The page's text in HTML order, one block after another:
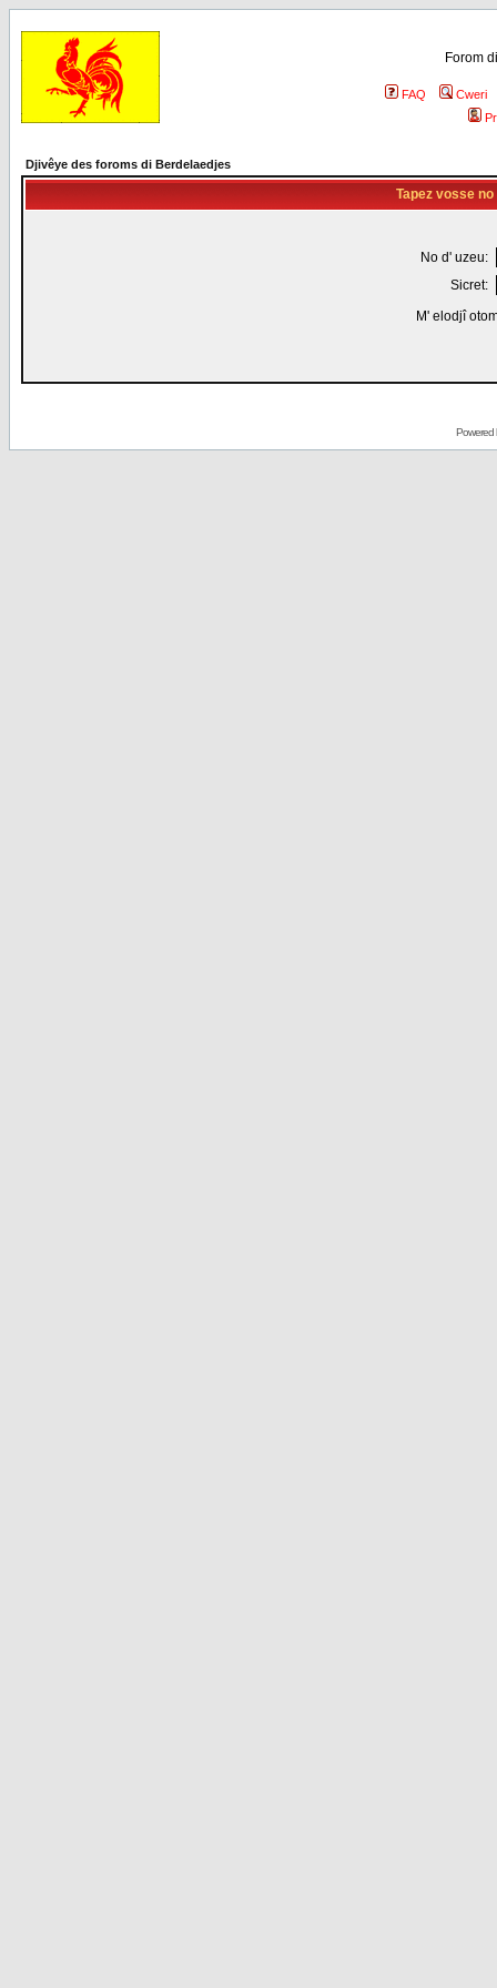
Forom
FAQ
Cweri
Djivêye des foroms di Berdelaedjes
Tapez vosse
No d' uzeu:
Sicret:
M' elodjî
Powered